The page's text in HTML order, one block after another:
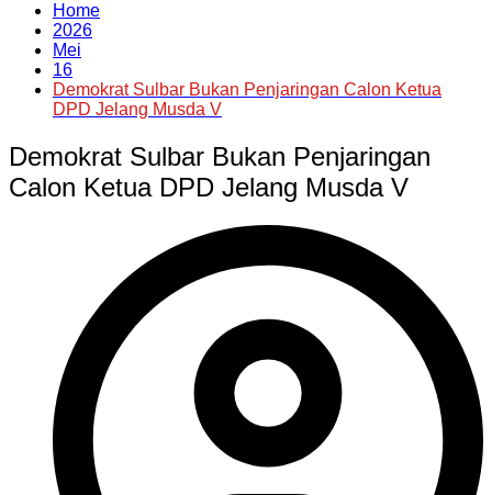
Home
2026
Mei
16
Demokrat Sulbar Bukan Penjaringan Calon Ketua
DPD Jelang Musda V
Demokrat Sulbar Bukan Penjaringan
Calon Ketua DPD Jelang Musda V